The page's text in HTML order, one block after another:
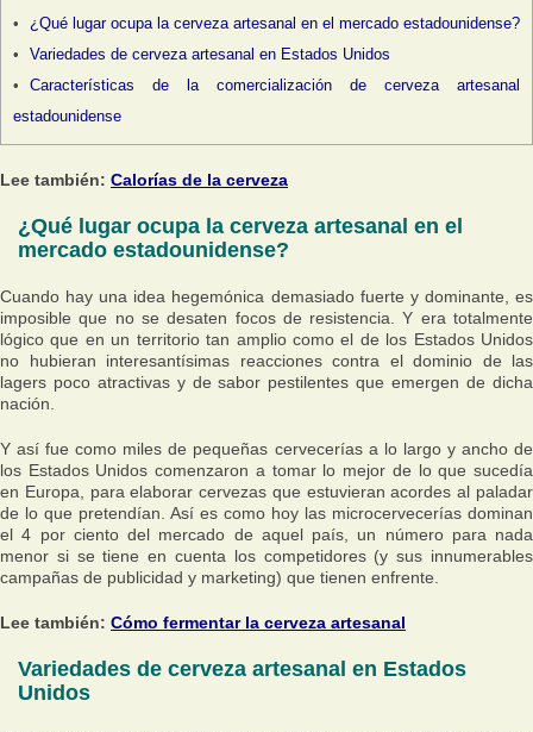
¿Qué lugar ocupa la cerveza artesanal en el mercado estadounidense?
Variedades de cerveza artesanal en Estados Unidos
Características de la comercialización de cerveza artesanal
estadounidense
Lee también: Calorías de la cerveza
¿Qué lugar ocupa la cerveza artesanal en el
mercado estadounidense?
Cuando hay una idea hegemónica demasiado fuerte y dominante, es
imposible que no se desaten focos de resistencia. Y era totalmente
lógico que en un territorio tan amplio como el de los Estados Unidos
no hubieran interesantísimas reacciones contra el dominio de las
lagers poco atractivas y de sabor pestilentes que emergen de dicha
nación.
Y así fue como miles de pequeñas cervecerías a lo largo y ancho de
los Estados Unidos comenzaron a tomar lo mejor de lo que sucedía
en Europa, para elaborar cervezas que estuvieran acordes al paladar
de lo que pretendían. Así es como hoy las microcervecerías dominan
el 4 por ciento del mercado de aquel país, un número para nada
menor si se tiene en cuenta los competidores (y sus innumerables
campañas de publicidad y marketing) que tienen enfrente.
Lee también: Cómo fermentar la cerveza artesanal
Variedades de cerveza artesanal en Estados
Unidos